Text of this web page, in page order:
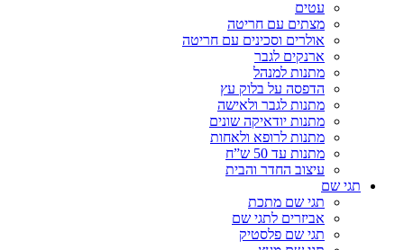
עטים
מצתים עם חריטה
אולרים וסכינים עם חריטה
ארנקים לגבר
מתנות למנהל
הדפסה על בלוק עץ
מתנות לגבר ולאישה
מתנות יודאיקה שונים
מתנות לרופא ולאחות
מתנות עד 50 ש”ח
עיצוב החדר והבית
תגי שם
תגי שם מתכת
אביזרים לתגי שם
תגי שם פלסטיק